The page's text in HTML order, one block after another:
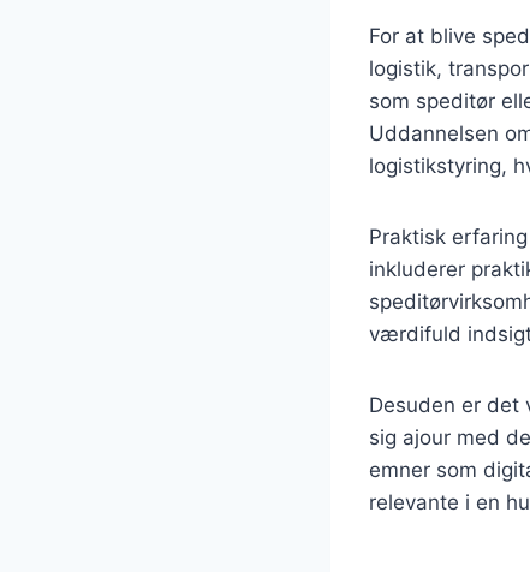
For at blive
logistik,
som speditør
Uddannelsen
logistikstyring,
Praktisk
inkluderer
værdifuld
Desuden er det
sig ajour med
emner som
relevante i en